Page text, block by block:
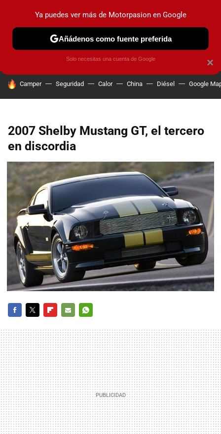
PRUEBAS COCHES ELÉCTRICOS OBSERVATORIO
HOY SE HABLA DE
Camper Seguridad Calor China Diésel Google
2007 Shelby Mustang GT, el tercero
en discordia
MAIL
×
Ya puedes ver más de Motorpasion en Google
Añádenos como fuente preferida
Solo necesitas una cuenta de Google